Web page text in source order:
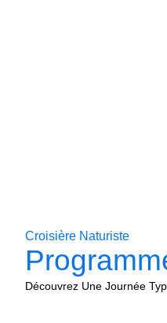
Croisière Naturiste
Découvrez Une Journée